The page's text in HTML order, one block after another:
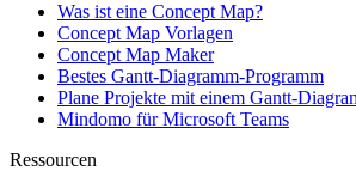
Was ist eine Concept Map?
Concept Map Vorlagen
Concept Map Maker
Bestes Gantt-Diagramm-Programm
Plane Projekte mit einem Gantt-
Mindomo für Microsoft Teams
Ressourcen